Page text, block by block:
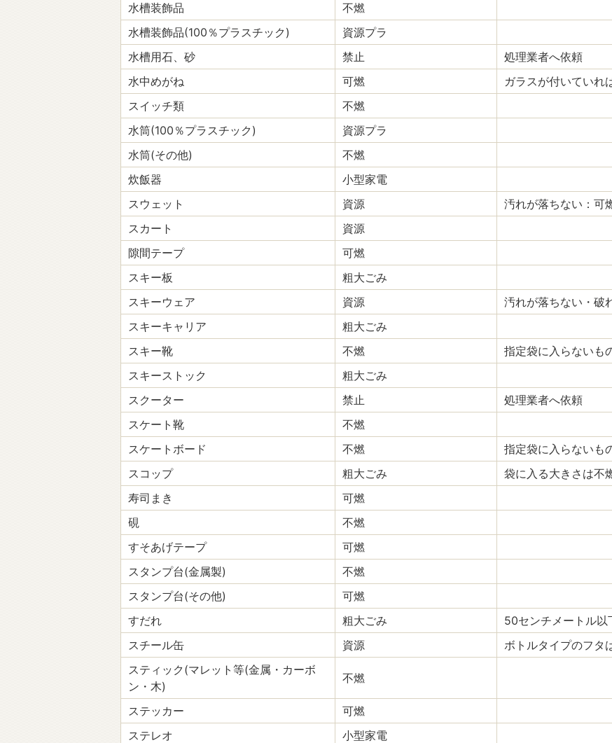
水槽装飾品
不燃
水槽装飾品(100％プラスチック)
資源プラ
水槽用石、砂
禁止
処理業者へ依頼
水中めがね
可燃
ガラスが付いていれ
スイッチ類
不燃
水筒(100％プラスチック)
資源プラ
水筒(その他)
不燃
炊飯器
小型家電
スウェット
資源
汚れが落ちない：可
スカート
資源
隙間テープ
可燃
スキー板
粗大ごみ
スキーウェア
資源
汚れが落ちない・破
スキーキャリア
粗大ごみ
スキー靴
不燃
指定袋に入らないも
スキーストック
粗大ごみ
スクーター
禁止
処理業者へ依頼
スケート靴
不燃
スケートボード
不燃
指定袋に入らないも
スコップ
粗大ごみ
袋に入る大きさは不
寿司まき
可燃
硯
不燃
すそあげテープ
可燃
スタンプ台(金属製)
不燃
スタンプ台(その他)
可燃
すだれ
粗大ごみ
50センチメートル以
スチール缶
資源
ボトルタイプのフタ
スティック(マレット等(金属・カーボ
ン・木)
不燃
ステッカー
可燃
ステレオ
小型家電